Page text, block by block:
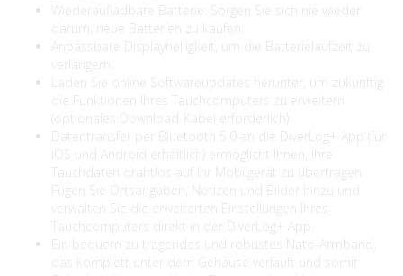
Wiederaufladbare Batterie: Sorgen Sie sich nie wieder
darum, neue Batterien zu kaufen.
Anpassbare Displayhelligkeit, um die Batterielaufzeit zu
verlängern.
Laden Sie online Softwareupdates herunter, um zukünftig
die Funktionen Ihres Tauchcomputers zu erweitern
(optionales Download-Kabel erforderlich).
Datentransfer per Bluetooth 5.0 an die DiverLog+ App (für
iOS und Android erhältlich) ermöglicht Ihnen, Ihre
Tauchdaten drahtlos auf Ihr Mobilgerät zu übertragen.
Fügen Sie Ortsangaben, Notizen und Bilder hinzu und
verwalten Sie die erweiterten Einstellungen Ihres
Tauchcomputers direkt in der DiverLog+ App.
Ein bequem zu tragendes und robustes Nato-Armband,
das komplett unter dem Gehäuse verläuft und somit